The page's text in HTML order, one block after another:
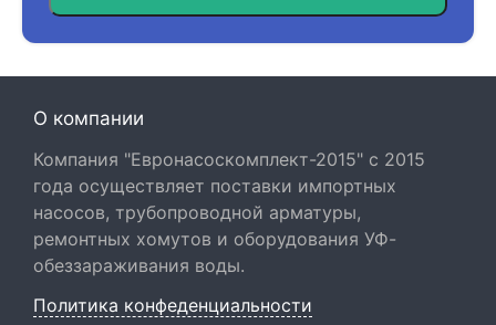
О компании
Компания "Евронасоскомплект-2015" с 2015
года осуществляет поставки импортных
насосов, трубопроводной арматуры,
ремонтных хомутов и оборудования УФ-
обеззараживания воды.
Политика конфеденциальности